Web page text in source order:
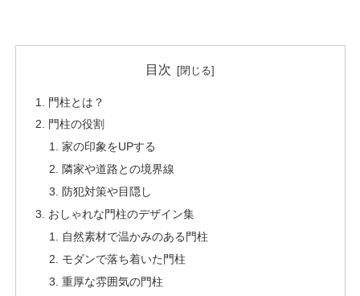
目次
門柱とは？
門柱の役割
家の印象をUPする
隣家や道路との境界線
防犯対策や目隠し
おしゃれな門柱のデザイン集
自然素材で温かみのある門柱
モダンで落ち着いた門柱
重厚な雰囲気の門柱